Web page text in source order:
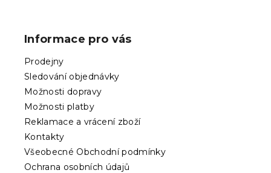
Informace pro vás
Prodejny
Sledování objednávky
Možnosti dopravy
Možnosti platby
Reklamace a vrácení zboží
Kontakty
Všeobecné Obchodní podmínky
Ochrana osobních údajů